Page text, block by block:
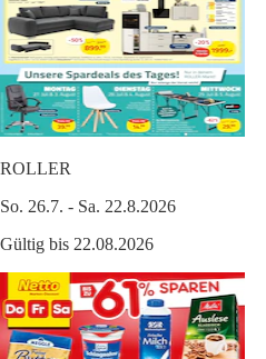
ROLLER
So. 26.7. - Sa. 22.8.2026
Gültig bis 22.08.2026